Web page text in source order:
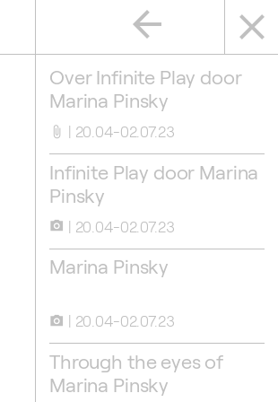
close
arrow_back
Over Infinite Play door
Marina Pinsky
attach_file 20.04-02.07.23
Infinite Play door Marina
Pinsky
camera_alt 20.04-02.07.23
Marina Pinsky
camera_alt 20.04-02.07.23
Through the eyes of
Marina Pinsky